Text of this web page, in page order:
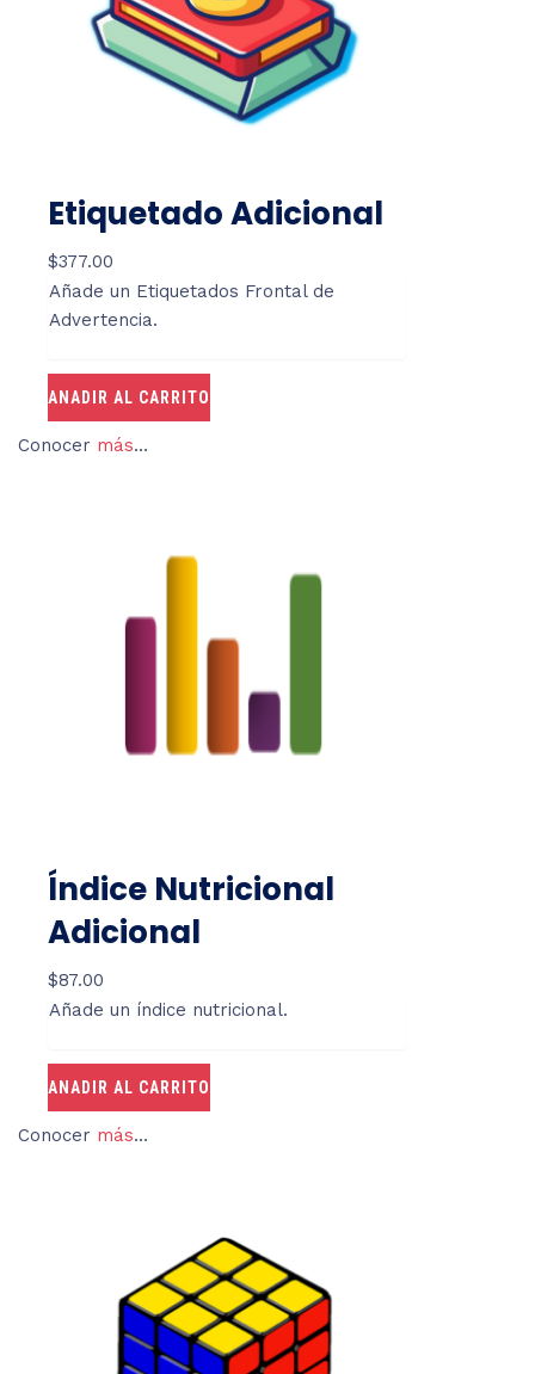
Etiquetado Adicional
$377.00
Añade un Etiquetados Frontal de
Advertencia.
ANADIR AL CARRITO
Conocer más…
Índice Nutricional
Adicional
$87.00
Añade un índice nutricional.
ANADIR AL CARRITO
Conocer más…